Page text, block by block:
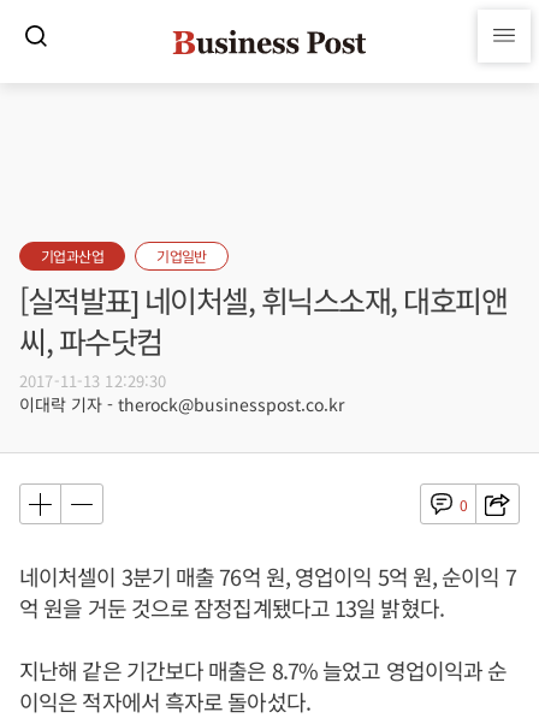
기업과산업 기업일반
[실적발표] 네이처셀, 휘닉스소재, 대호피앤
씨, 파수닷컴
2017-11-13 12:29:30
이대락 기자 - therock@businesspost.co.kr
0
네이처셀이 3분기 매출 76억 원, 영업이익 5억 원, 순이익 7
억 원을 거둔 것으로 잠정집계됐다고 13일 밝혔다.
지난해 같은 기간보다 매출은 8.7% 늘었고 영업이익과 순
이익은 적자에서 흑자로 돌아섰다.